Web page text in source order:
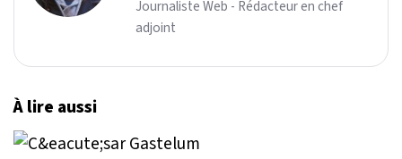
Journaliste Web - Rédacteur en chef
adjoint
À lire aussi